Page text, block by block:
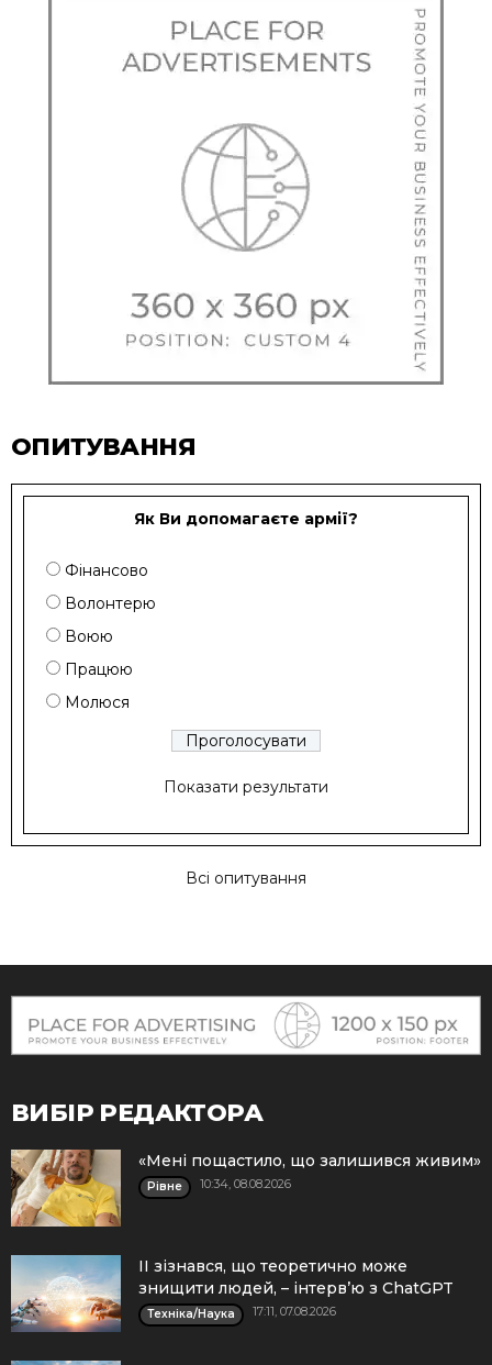
ОПИТУВАННЯ
Як Ви допомагаєте армії?
Фінансово
Волонтерю
Воюю
Працюю
Молюся
Показати результати
Всі опитування
ВИБІР РЕДАКТОРА
«Мені пощастило, що залишився живим»
Рівне 10:34, 08.08.2026
ІІ зізнався, що теоретично може
знищити людей, – інтерв’ю з ChatGPT
Техніка/Наука 17:11, 07.08.2026